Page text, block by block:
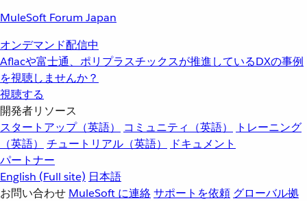
MuleSoft Forum Japan
オンデマンド配信中
Aflacや富士通、ポリプラスチックスが推進しているDXの事例
を視聴しませんか？
視聴する
開発者リソース
スタートアップ（英語）
コミュニティ（英語）
トレーニング
（英語）
チュートリアル（英語）
ドキュメント
パートナー
English (Full site) 日本語
お問い合わせ MuleSoft に連絡サポートを依頼 グローバル拠